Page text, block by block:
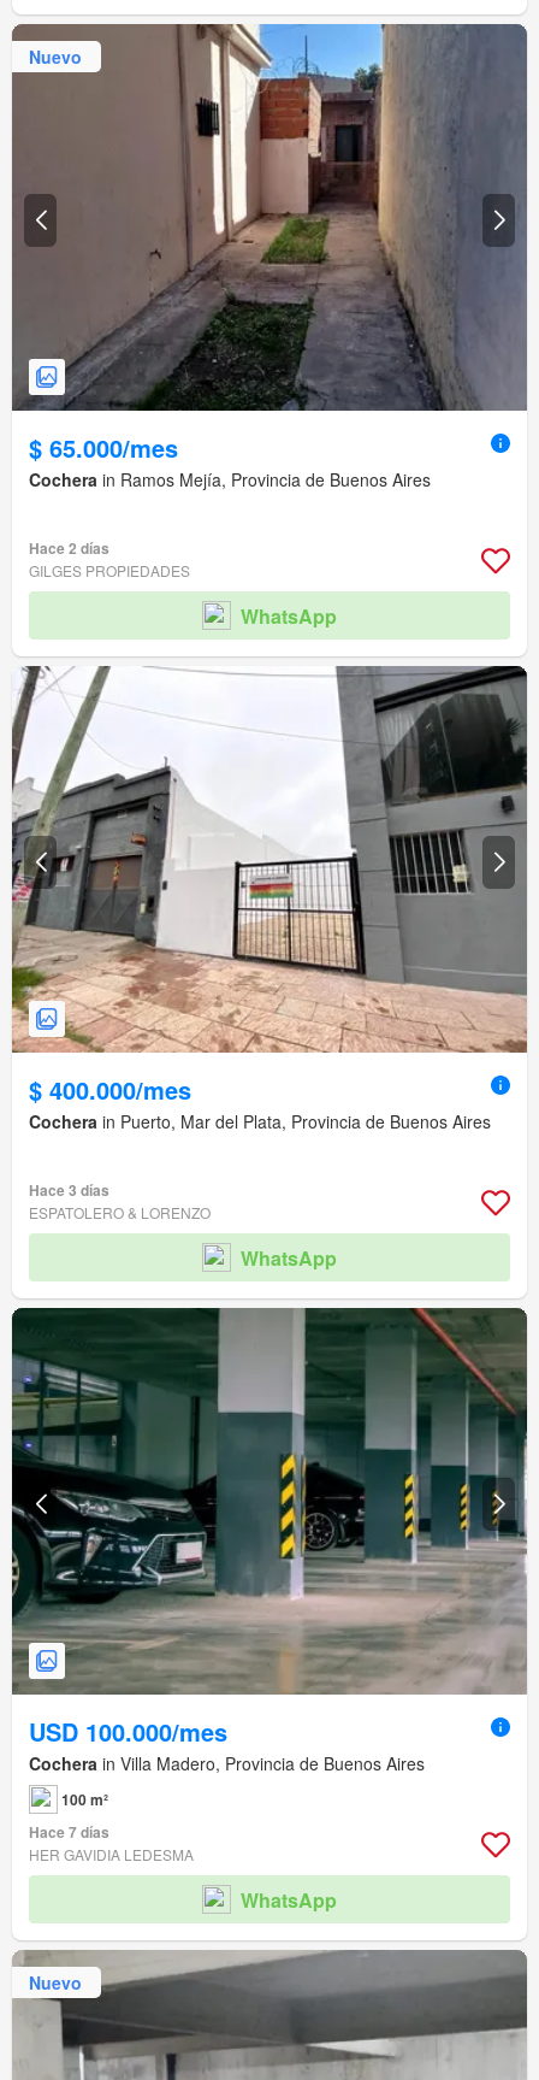
Nuevo
$ 65.000/mes
Cochera in Ramos Mejía, Provincia de Buenos Aires
Hace 2 días
GILGES PROPIEDADES
WhatsApp
$ 400.000/mes
Cochera in Puerto, Mar del Plata, Provincia de Buenos Aires
Hace 3 días
ESPATOLERO & LORENZO
WhatsApp
USD 100.000/mes
Cochera in Villa Madero, Provincia de Buenos Aires
100 m²
Hace 7 días
HER GAVIDIA LEDESMA
WhatsApp
Nuevo